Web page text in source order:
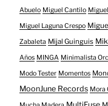
Abuelo Miguel Cantilo
Miguel Laguna Crespo
Zabaleta Mijal Guinguis
Años MINGA Minimalista
Modo Tester Momentos
MoonJune Records Mora